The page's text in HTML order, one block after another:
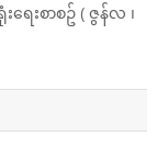
းစာစဥ် ( ဇွန်လ ၊